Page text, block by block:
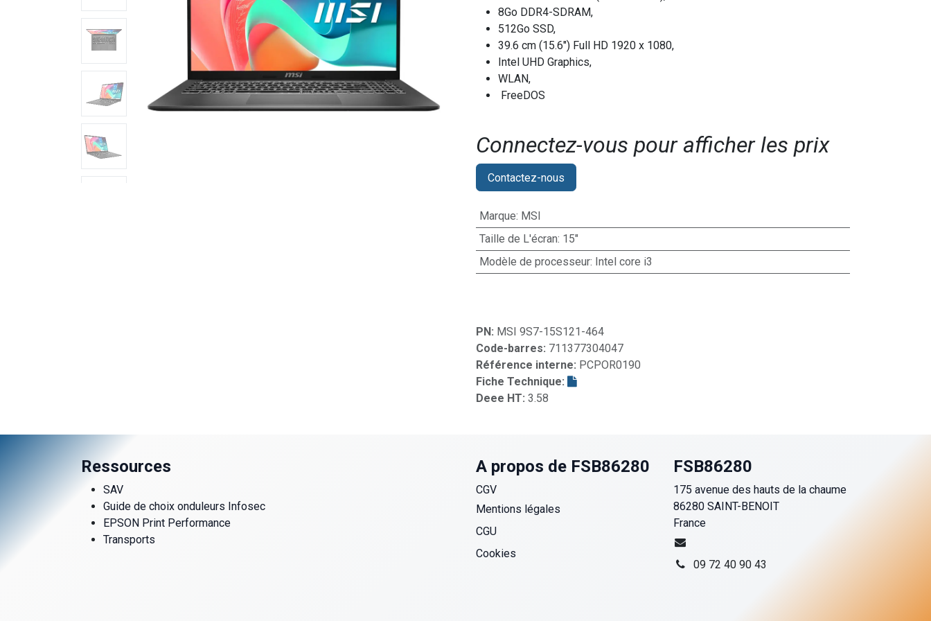
8Go DDR4-SDRAM,
512Go SSD,
39.6 cm (15.6") Full HD 1920 x 1080,
Intel UHD Graphics,
WLAN,
FreeDOS
Connectez-vous pour afficher les prix​
Contactez-nous
Marque: MSI
Taille de L'écran: 15"
Modèle de processeur: Intel core i3
PN: MSI 9S7-15S121-464
Code-barres: 711377304047
Référence interne: PCPOR0190
Fiche Technique:
Deee HT: 3.58
Ressources
SAV
Guide de choix onduleurs Infosec
EPSON Print Performance
Transports
A propos de FSB86280
CGV
Mentions légales
CGU
Cookies
FSB86280
175 avenue des hauts de la chaume
86280 SAINT-BENOIT
France
09 72 40 90 43